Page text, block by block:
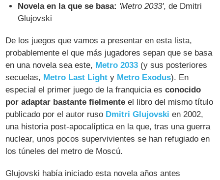
Novela en la que se basa: 'Metro 2033', de Dmitri
Glujovski
De los juegos que vamos a presentar en esta lista,
probablemente el que más jugadores sepan que se basa
en una novela sea este, Metro 2033 (y sus posteriores
secuelas, Metro Last Light y Metro Exodus). En
especial el primer juego de la franquicia esconocido
por adaptar bastante fielmente el libro del mismo título
publicado por el autor ruso Dmitri Glujovski en 2002,
una historia post-apocalíptica en la que, tras una guerra
nuclear, unos pocos supervivientes se han refugiado en
los túneles del metro de Moscú.
Glujovski había iniciado esta novela años antes